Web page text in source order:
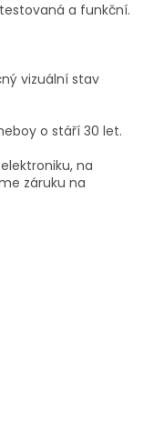
a funkční.
vizuální stav
o stáří 30 let.
na
záruku na